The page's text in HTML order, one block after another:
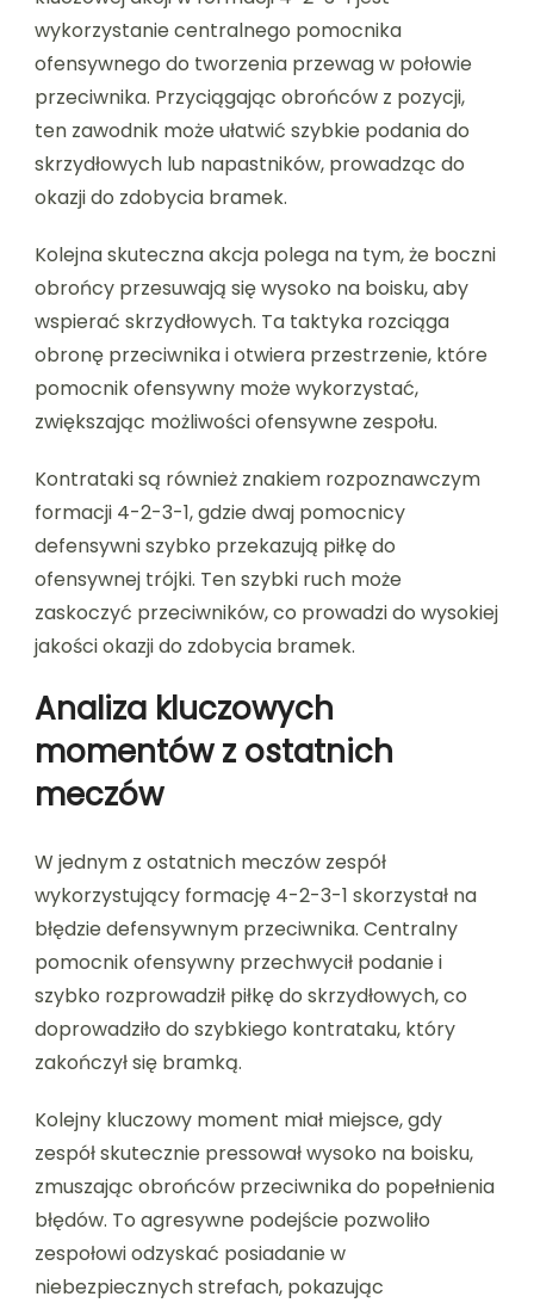
wykorzystanie centralnego pomocnika
ofensywnego do tworzenia przewag w połowie
przeciwnika. Przyciągając obrońców z pozycji,
ten zawodnik może ułatwić szybkie podania do
skrzydłowych lub napastników, prowadząc do
okazji do zdobycia bramek.
Kolejna skuteczna akcja polega na tym, że boczni
obrońcy przesuwają się wysoko na boisku, aby
wspierać skrzydłowych. Ta taktyka rozciąga
obronę przeciwnika i otwiera przestrzenie, które
pomocnik ofensywny może wykorzystać,
zwiększając możliwości ofensywne zespołu.
Kontrataki są również znakiem rozpoznawczym
formacji 4-2-3-1, gdzie dwaj pomocnicy
defensywni szybko przekazują piłkę do
ofensywnej trójki. Ten szybki ruch może
zaskoczyć przeciwników, co prowadzi do wysokiej
jakości okazji do zdobycia bramek.
Analiza kluczowych
momentów z ostatnich
meczów
W jednym z ostatnich meczów zespół
wykorzystujący formację 4-2-3-1 skorzystał na
błędzie defensywnym przeciwnika. Centralny
pomocnik ofensywny przechwycił podanie i
szybko rozprowadził piłkę do skrzydłowych, co
doprowadziło do szybkiego kontrataku, który
zakończył się bramką.
Kolejny kluczowy moment miał miejsce, gdy
zespół skutecznie pressował wysoko na boisku,
zmuszając obrońców przeciwnika do popełnienia
błędów. To agresywne podejście pozwoliło
zespołowi odzyskać posiadanie w
niebezpiecznych strefach, pokazując